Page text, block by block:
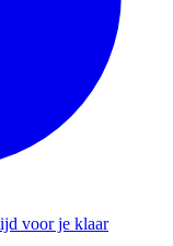
voor je klaar